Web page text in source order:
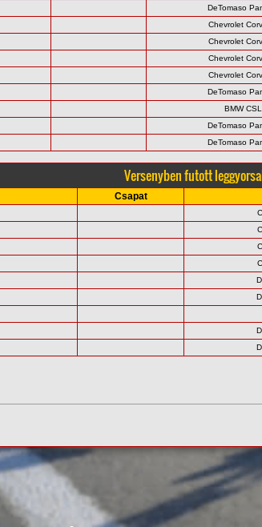
DeTomaso
Chevrolet
Chevrolet
Chevrolet
Chevrolet
DeTomaso
BMW CSL
DeTomaso
DeTomaso
Versenyben futott
Csapat